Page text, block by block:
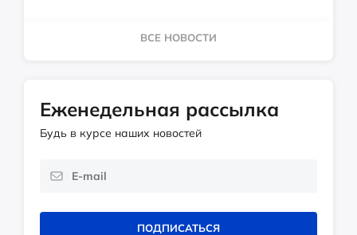
ВСЕ НОВОСТИ
Еженедельная рассылка
Будь в курсе наших новостей
ПОДПИСАТЬСЯ